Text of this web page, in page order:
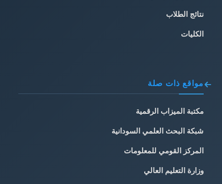
نتائج الطلاب
الكليات
مواقع ذات صلة
مكتبة الميزاب الرقمية
شبكة البحث العلمي السودانية
المركز القومي للمعلومات
وزارة التعليم العالي